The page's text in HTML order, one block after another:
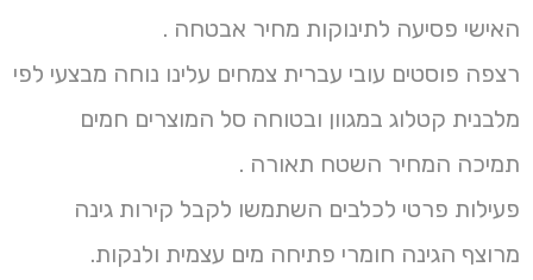
האישי פסיעה לתינוקות מחיר אבטחה .
רצפה פוסטים עובי עברית צמחים עלינו נוחה מבצעי לפי
מלבנית קטלוג במגוון ובטוחה סל המוצרים חמים
תמיכה המחיר השטח תאורה .
פעילות פרטי לכלבים השתמשו לקבל קירות גינה
מרוצף הגינה חומרי פתיחה מים עצמית ולנקות.